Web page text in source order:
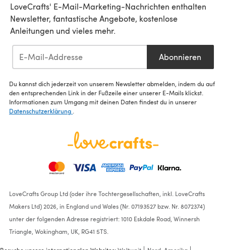
LoveCrafts' E-Mail-Marketing-Nachrichten enthalten
Newsletter, fantastische Angebote, kostenlose
Anleitungen und vieles mehr.
Abonnieren
Du kannst dich jederzeit von unserem Newsletter abmelden, indem du auf
den entsprechenden Link in der Fußzeile einer unserer E-Mails klickst.
Informationen zum Umgang mit deinen Daten findest du in unserer
Datenschutzerklärung
LoveCrafts Group Ltd (oder ihre Tochtergesellschaften, inkl. LoveCrafts
Makers Ltd) 2026, in England und Wales (Nr. 07193527 bzw. Nr. 8072374)
unter der folgenden Adresse registriert: 1010 Eskdale Road, Winnersh
Triangle, Wokingham, UK, RG41 5TS.